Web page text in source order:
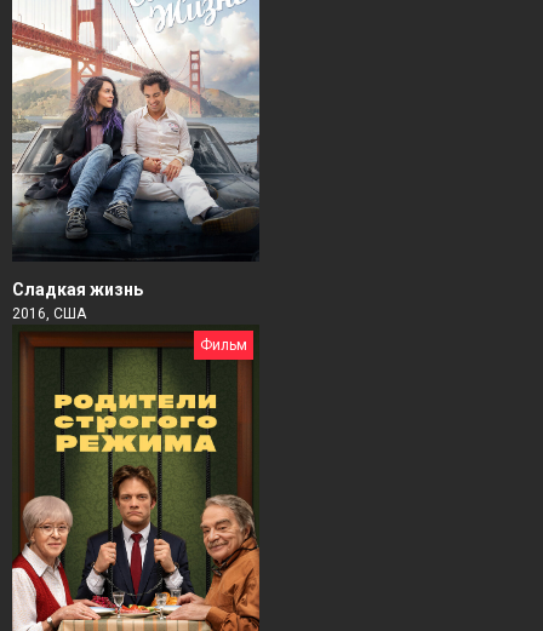
Сладкая жизнь
2016, США
Фильм